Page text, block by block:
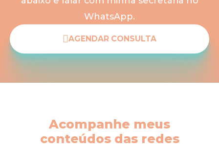
WhatsApp.
AGENDAR CONSULTA
Acompanhe meus
conteúdos das redes